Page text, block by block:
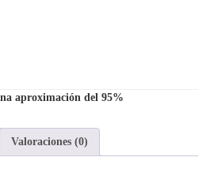
aproximación del 95%
Valoraciones (0)